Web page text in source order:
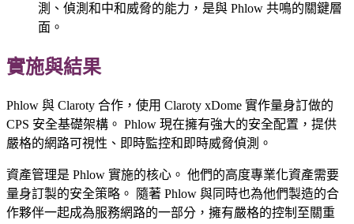
測、偵測和中和威脅的能力，是與 Phlow 共鳴的關鍵層
面。
實施與結果
Phlow 與 Claroty 合作，使用 Claroty xDome 實作量身訂做的
CPS 安全基礎架構。 Phlow 現在擁有強大的安全配置，提供
嚴格的網路可視性、即時監控和即時威脅偵測。
資產管理是 Phlow 實施的核心。 他們的高度專業化資產需要
量身訂製的安全策略。 隨著 Phlow 與同時也為他們製造的合
作夥伴一起成為服務網路的一部分，擁有嚴格的控制至關重